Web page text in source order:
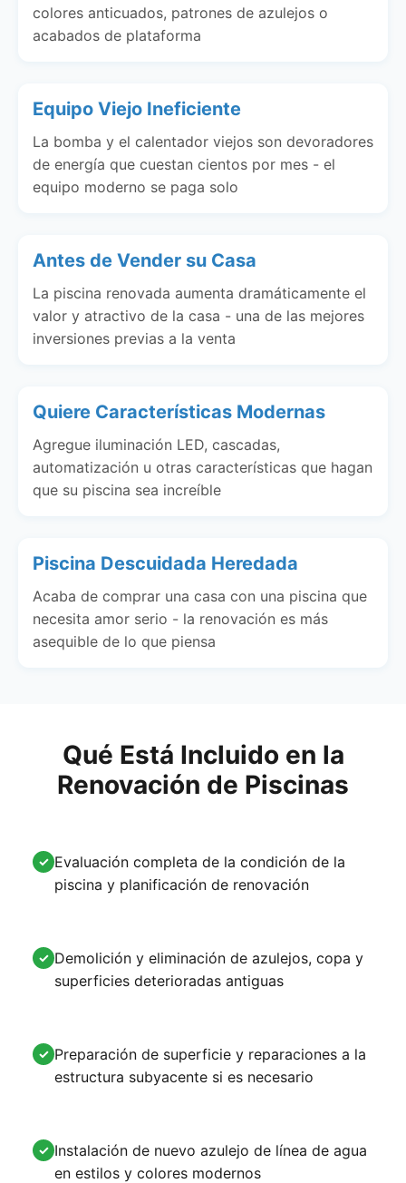
colores anticuados, patrones de azulejos o
acabados de plataforma
Equipo Viejo Ineficiente
La bomba y el calentador viejos son devoradores
de energía que cuestan cientos por mes - el
equipo moderno se paga solo
Antes de Vender su Casa
La piscina renovada aumenta dramáticamente el
valor y atractivo de la casa - una de las mejores
inversiones previas a la venta
Quiere Características Modernas
Agregue iluminación LED, cascadas,
automatización u otras características que hagan
que su piscina sea increíble
Piscina Descuidada Heredada
Acaba de comprar una casa con una piscina que
necesita amor serio - la renovación es más
asequible de lo que piensa
Qué Está Incluido en la
Renovación de Piscinas
✓ Evaluación completa de la condición de la
piscina y planificación de renovación
✓ Demolición y eliminación de azulejos, copa y
superficies deterioradas antiguas
✓ Preparación de superficie y reparaciones a la
estructura subyacente si es necesario
✓ Instalación de nuevo azulejo de línea de agua
en estilos y colores modernos